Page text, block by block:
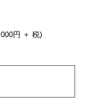
円 ＋ 税)